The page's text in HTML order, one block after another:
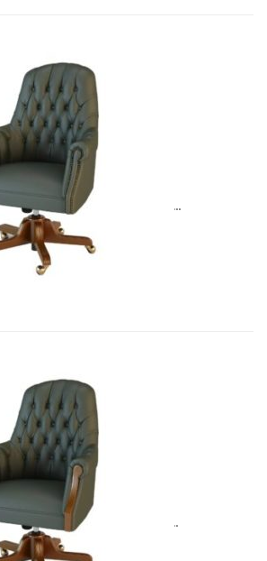
01013G Кресло конфиде�...
6 954,57€
01013GB Кресло конфиде...